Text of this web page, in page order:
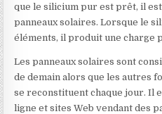
que le silicium pur est prêt, il
panneaux solaires. Lorsque le
éléments, il produit une charge
Les panneaux solaires sont
de demain alors que les autres
se reconstituent chaque jour. Il
ligne et sites Web vendant des